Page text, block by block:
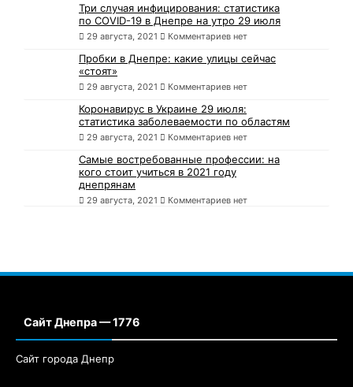
Три случая инфицирования: статистика
по COVID-19 в Днепре на утро 29 июля
29 августа, 2021 Комментариев нет
Пробки в Днепре: какие улицы сейчас
«стоят»
29 августа, 2021 Комментариев нет
Коронавирус в Украине 29 июля:
статистика заболеваемости по областям
29 августа, 2021 Комментариев нет
Самые востребованные профессии: на
кого стоит учиться в 2021 году
днепрянам
29 августа, 2021 Комментариев нет
Сайт Днепра — 1776
Сайт города Днепр